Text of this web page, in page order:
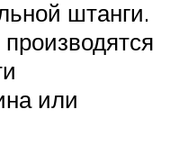
штанги.
или